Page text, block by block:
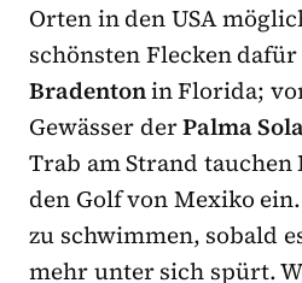
Orten in den USA
schönsten Flecken
Bradentonin Florida;
Gewässer derPalma
Trab am Strand
den Golf von Mexiko
zu schwimmen, sobald
mehr unter sich spürt.